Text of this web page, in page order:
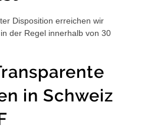
Disposition erreichen wir
der Regel innerhalb von 30
in Schweiz